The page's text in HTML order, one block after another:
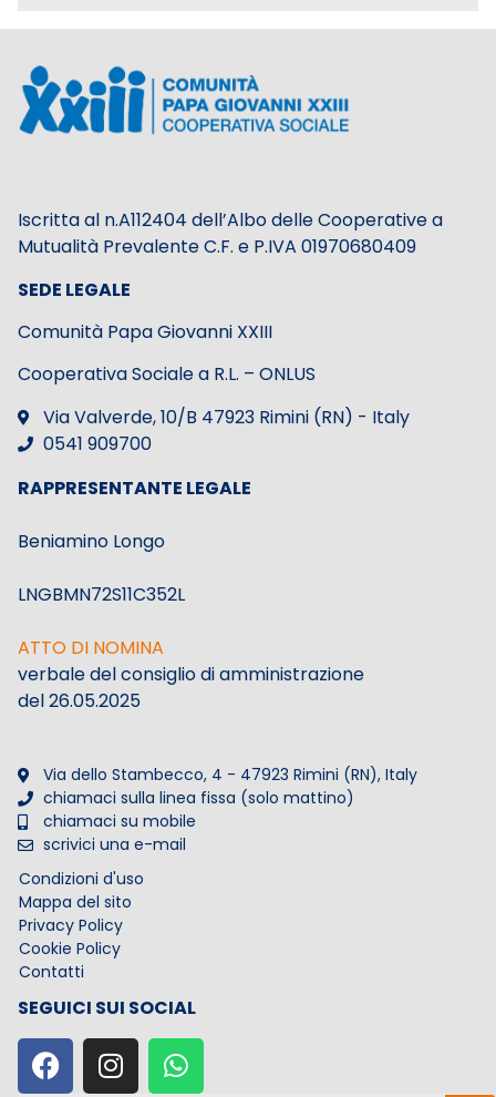
Iscritta al n.A112404 dell’Albo delle Cooperative a
Mutualità Prevalente C.F. e P.IVA 01970680409
SEDE LEGALE
Comunità Papa Giovanni XXIII
Cooperativa Sociale a R.L. – ONLUS
Via Valverde, 10/B 47923 Rimini (RN) - Italy
0541 909700
RAPPRESENTANTE LEGALE
Beniamino Longo
LNGBMN72S11C352L
ATTO DI NOMINA
verbale del consiglio di amministrazione
del 26.05.2025
Via dello Stambecco, 4 - 47923 Rimini (RN), Italy
chiamaci sulla linea fissa (solo mattino)
chiamaci su mobile
scrivici una e-mail
Condizioni d'uso
Mappa del sito
Privacy Policy
Cookie Policy
Contatti
SEGUICI SUI SOCIAL